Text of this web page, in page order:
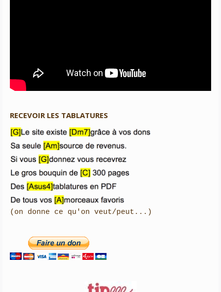
RECEVOIR LES TABLATURES
(on donne ce qu'on veut/peut...)